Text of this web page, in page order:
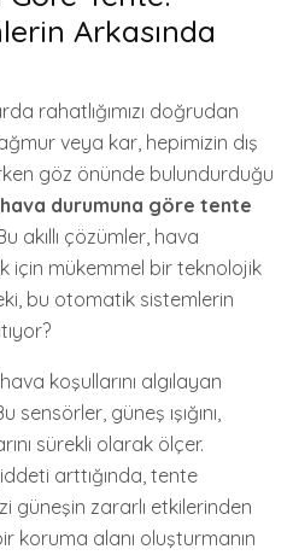
Arkasında
rahatlığımızı doğrudan
veya kar, hepimizin dış
göz önünde bulundurduğu
hava durumuna göre tente
akıllı çözümler, hava
için mükemmel bir teknolojik
bu otomatik sistemlerin
koşullarını algılayan
sensörler, güneş ışığını,
sürekli olarak ölçer.
arttığında, tente
güneşin zararlı etkilerinden
koruma alanı oluşturmanın